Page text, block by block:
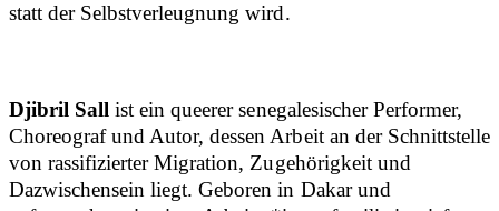
statt der Selbstverleugnung wird.
Djibril Sall ist ein queerer senegalesischer Performer,
Choreograf und Autor, dessen Arbeit an der Schnittstelle
von rassifizierter Migration, Zugehörigkeit und
Dazwischensein liegt. Geboren in Dakar und